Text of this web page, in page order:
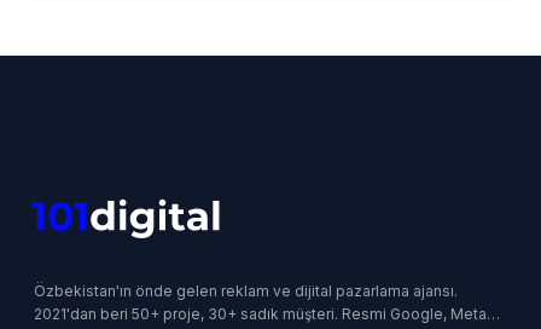
Özbekistan'ın önde gelen reklam ve dijital pazarlama ajansı.
2021'dan beri 50+ proje, 30+ sadık müşteri. Resmi Google, Meta